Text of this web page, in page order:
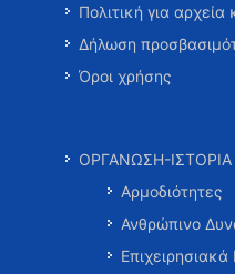
Πολιτική για
Δήλωση
Όροι χρήσης
ΟΡΓΑΝΩΣΗ-ΙΣΤΟΡΙΑ
Αρμοδιότητες
Ανθρώπινο